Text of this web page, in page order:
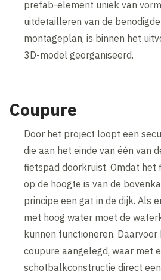
prefab-element uniek van
uitdetailleren van de
montageplan, is binnen het
3D-model georganiseerd.
Coupure
Door het project loopt een
die aan het einde van één van
fietspad doorkruist. Omdat het
op de hoogte is van de
principe een gat in de dijk. Als
met hoog water moet de
kunnen functioneren.
coupure aangelegd, waar met
schotbalkconstructie direct